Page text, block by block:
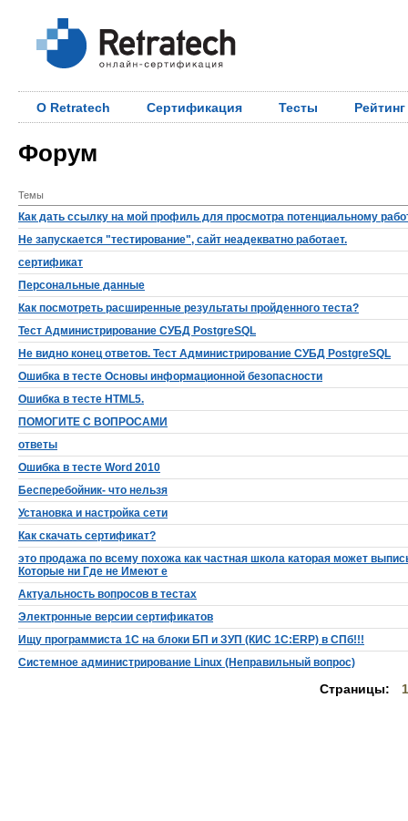
О Retratech Сертификация Тесты Рейтинг
Форум
Темы
Как дать ссылку на мой профиль для просмотра потенциальному
Не запускается "тестирование", сайт неадекватно работает.
сертификат
Персональные данные
Как посмотреть расширенные результаты пройденного теста?
Тест Администрирование СУБД PostgreSQL
Не видно конец ответов. Тест Администрирование СУБД PostgreSQL
Ошибка в тесте Основы информационной безопасности
Ошибка в тесте HTML5.
ПОМОГИТЕ С ВОПРОСАМИ
ответы
Ошибка в тесте Word 2010
Бесперебойник- что нельзя
Установка и настройка сети
Как скачать сертификат?
это продажа по всему похожа как частная школа каторая может
Которые ни Где не Имеют е
Актуальность вопросов в тестах
Электронные версии сертификатов
Ищу программиста 1С на блоки БП и ЗУП (КИС 1С:ERP) в СПб!!!
Системное администрирование Linux (Неправильный вопрос)
Страницы: 1